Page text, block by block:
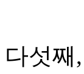
다섯째